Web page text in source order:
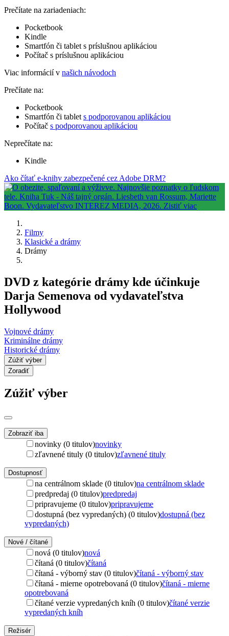
Prečítate na zariadeniach:
Pocketbook
Kindle
Smartfón či tablet s príslušnou aplikáciou
Počítač s príslušnou aplikáciou
Viac informácií v našich návodoch
Prečítate na:
Pocketbook
Smartfón či tablet s podporovanou aplikáciou
Počítač s podporovanou aplikáciou
Neprečítate na:
Kindle
Ako čítať e-knihy zabezpečené cez Adobe DRM?
Filmy
Klasické a drámy
Drámy
DVD z kategórie drámy kde účinkuje
Darja Semenova od vydavateľstva
Hollywood
Vojnové drámy
Kriminálne drámy
Historické drámy
Zúžiť výber
Zoradiť
Zúžiť výber
Zobraziť iba
novinky (0 titulov)novinky
zľavnené tituly (0 titulov)zľavnené tituly
Dostupnosť
na centrálnom sklade (0 titulov)na centrálnom sklade
predpredaj (0 titulov)predpredaj
pripravujeme (0 titulov)pripravujeme
dostupná (bez vypredaných) (0 titulov)dostupná (bez
vypredaných)
Nové / čítané
nová (0 titulov)nová
čítaná (0 titulov)čítaná
čítaná - výborný stav (0 titulov)čítaná - výborný stav
čítaná - mierne opotrebovaná (0 titulov)čítaná - mierne
opotrebovaná
čítané verzie vypredaných kníh (0 titulov)čítané verzie
vypredaných kníh
Režisér